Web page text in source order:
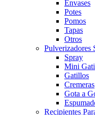
Envases
Potes
Pomos
Tapas
Otros
Pulverizadores
Spray
Mini
Gatillos
Cremeras
Gota a
Recipientes